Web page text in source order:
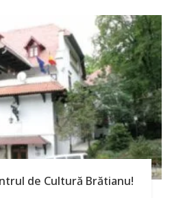
de Cultură Brătianu!